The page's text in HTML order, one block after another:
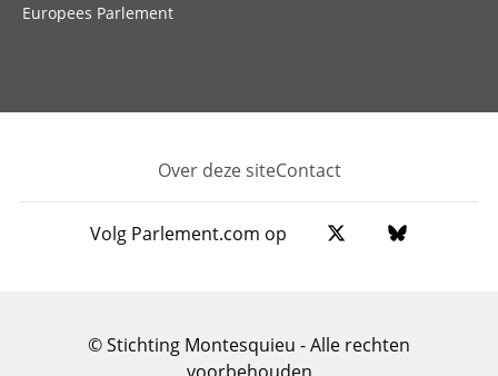
Europees Parlement
Footer
Over deze siteContact
Volg Parlement.com op
© Stichting Montesquieu - Alle rechten